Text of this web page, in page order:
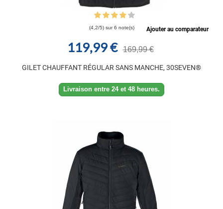
(4,2/5) sur 6 note(s) Ajouter au comparateur
119,99 € 169,99 €
GILET CHAUFFANT RÉGULAR SANS MANCHE, 30SEVEN®
Livraison entre 24 et 48 heures.